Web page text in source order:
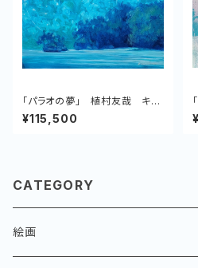
「パラオの夢」 植村友哉 キャ
ンバス、油彩
¥115,500
CATEGORY
絵画